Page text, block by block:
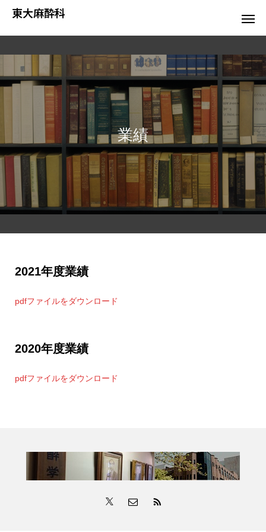
東大麻酔科
業績
2021年度業績
pdfファイルをダウンロード
2020年度業績
pdfファイルをダウンロード